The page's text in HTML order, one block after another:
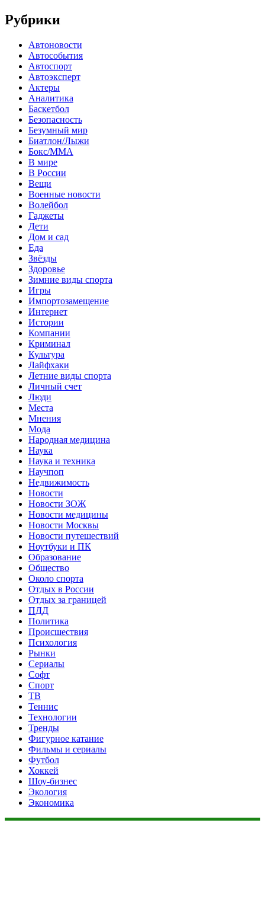
Рубрики
Автоновости
Автособытия
Автоспорт
Автоэксперт
Актеры
Аналитика
Баскетбол
Безопасность
Безумный мир
Биатлон/Лыжи
Бокс/MMA
В мире
В России
Вещи
Военные новости
Волейбол
Гаджеты
Дети
Дом и сад
Еда
Звёзды
Здоровье
Зимние виды спорта
Игры
Импортозамещение
Интернет
Истории
Компании
Криминал
Культура
Лайфхаки
Летние виды спорта
Личный счет
Люди
Места
Мнения
Мода
Народная медицина
Наука
Наука и техника
Научпоп
Недвижимость
Новости
Новости ЗОЖ
Новости медицины
Новости Москвы
Новости путешествий
Ноутбуки и ПК
Образование
Общество
Около спорта
Отдых в России
Отдых за границей
ПДД
Политика
Происшествия
Психология
Рынки
Сериалы
Софт
Спорт
ТВ
Теннис
Технологии
Тренды
Фигурное катание
Фильмы и сериалы
Футбол
Хоккей
Шоу-бизнес
Экология
Экономика